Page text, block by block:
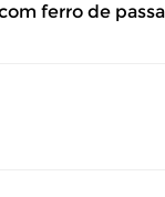
ferro de